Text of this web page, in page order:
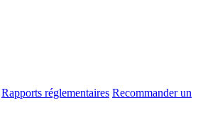
Rapports réglementaires Recommander un